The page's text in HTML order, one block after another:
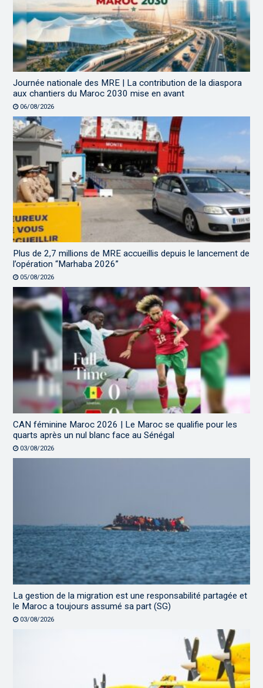
Journée nationale des MRE | La contribution de la diaspora
aux chantiers du Maroc 2030 mise en avant
06/08/2026
Plus de 2,7 millions de MRE accueillis depuis le lancement de
l’opération “Marhaba 2026”
05/08/2026
CAN féminine Maroc 2026 | Le Maroc se qualifie pour les
quarts après un nul blanc face au Sénégal
03/08/2026
La gestion de la migration est une responsabilité partagée et
le Maroc a toujours assumé sa part (SG)
03/08/2026